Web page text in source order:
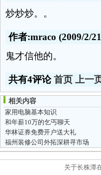
炒炒炒。。
作者:mraco (2009/2/
鬼才信他的。
共有4评论首页 上一
相关内容
家用电脑基本知识
和年薪10万的乞丐聊天
华林证券免费开户送大礼
福州装修公司外拓深耕寻市场
关于长株潭